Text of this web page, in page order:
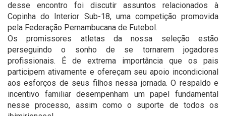
desse encontro foi discutir assuntos relacionados à
Copinha do Interior Sub-18, uma competição promovida
pela Federação Pernambucana de Futebol.
Os promissores atletas da nossa seleção estão
perseguindo o sonho de se tornarem jogadores
profissionais. É de extrema importância que os pais
participem ativamente e ofereçam seu apoio incondicional
aos esforços de seus filhos nessa jornada. O respaldo e
incentivo familiar desempenham um papel fundamental
nesse processo, assim como o suporte de todos os